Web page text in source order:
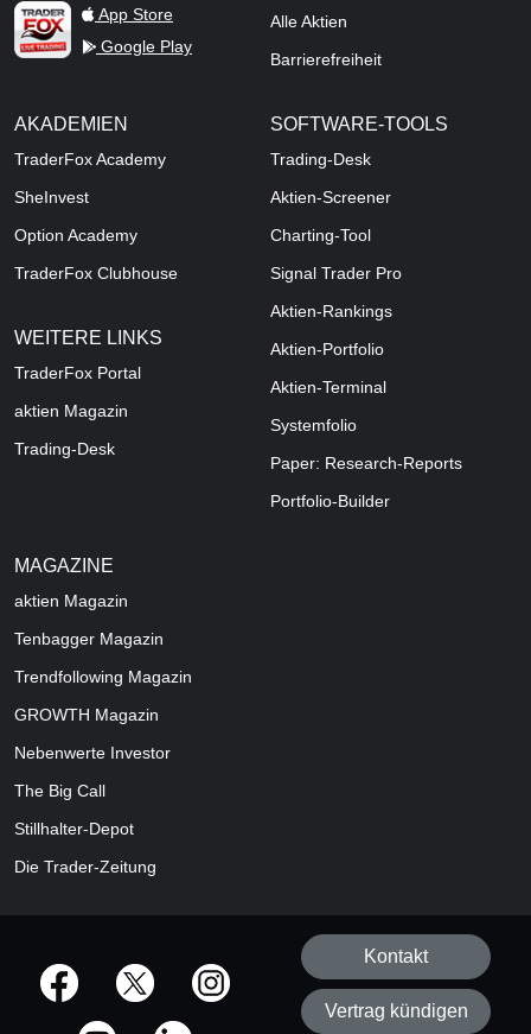
TraderFox Live Trading
App Store
Google Play
Alle Aktien
Barrierefreiheit
AKADEMIEN
TraderFox Academy
SheInvest
Option Academy
TraderFox Clubhouse
WEITERE LINKS
TraderFox Portal
aktien Magazin
Trading-Desk
SOFTWARE-TOOLS
Trading-Desk
Aktien-Screener
Charting-Tool
Signal Trader Pro
Aktien-Rankings
Aktien-Portfolio
Aktien-Terminal
Systemfolio
Paper: Research-Reports
Portfolio-Builder
MAGAZINE
aktien Magazin
Tenbagger Magazin
Trendfollowing Magazin
GROWTH Magazin
Nebenwerte Investor
The Big Call
Stillhalter-Depot
Die Trader-Zeitung
offizielle Social Media-Accounts
Kontakt
Vertrag kündigen